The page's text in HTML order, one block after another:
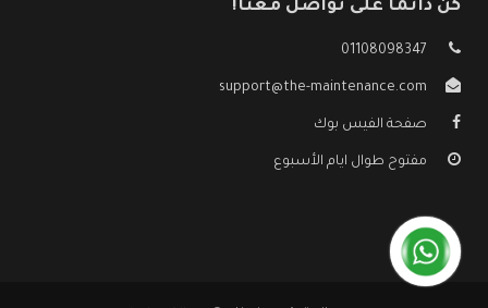
كن دائما على تواصل معنا!
01108098347
support@the-maintenance.com
صفحة الفيس بوك
مفتوح طوال ايام الأسبوع